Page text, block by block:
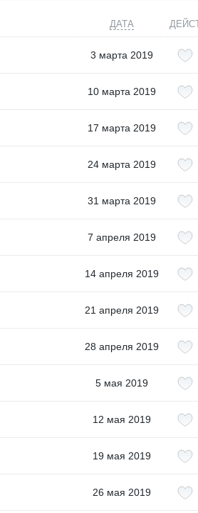
ДАТА
3 марта 2019
10 марта 2019
17 марта 2019
24 марта 2019
31 марта 2019
7 апреля 2019
14 апреля 2019
21 апреля 2019
28 апреля 2019
5 мая 2019
12 мая 2019
19 мая 2019
26 мая 2019